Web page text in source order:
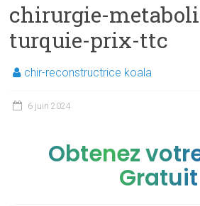
chirurgie-
turquie-prix-ttc
chir-reconstructrice koala
6 juin 2024
Obtenez
Gratuit